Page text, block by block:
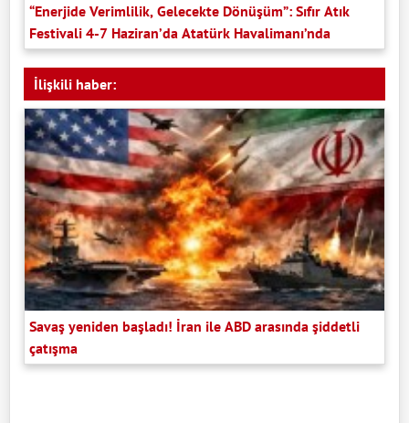
“Enerjide Verimlilik, Gelecekte Dönüşüm”: Sıfır Atık
Festivali 4-7 Haziran’da Atatürk Havalimanı’nda
İlişkili haber:
Savaş yeniden başladı! İran ile ABD arasında şiddetli
çatışma